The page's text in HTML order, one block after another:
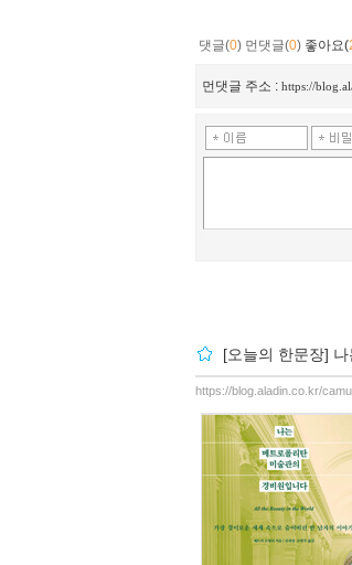
댓글(0) 먼댓글(0) 좋아요(
먼댓글 주소 : https://
[오늘의 한문장]
https://blog.aladin.co.kr/